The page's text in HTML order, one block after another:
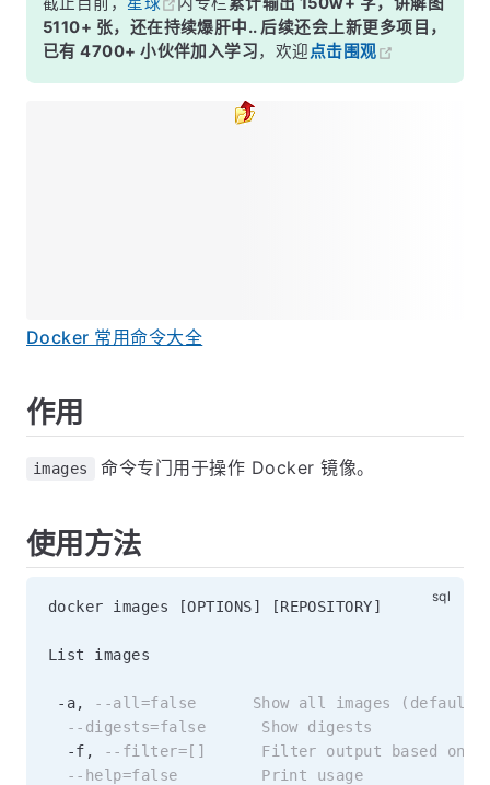
5110+ 张，还在持续爆肝中.. 后续还会上新更多项目，
已有 4700+ 小伙伴加入学习，欢迎点击围观
Docker 常用命令大全
作用
images 命令专门用于操作 Docker 镜像。
使用方法
docker images [OPTIONS] [REPOSITORY]
List images
- a,
--all=false      Show all images (default
--digests=false      Show digests
-f ,
--filter=[]      Filter output based on
--help=false         Print usage